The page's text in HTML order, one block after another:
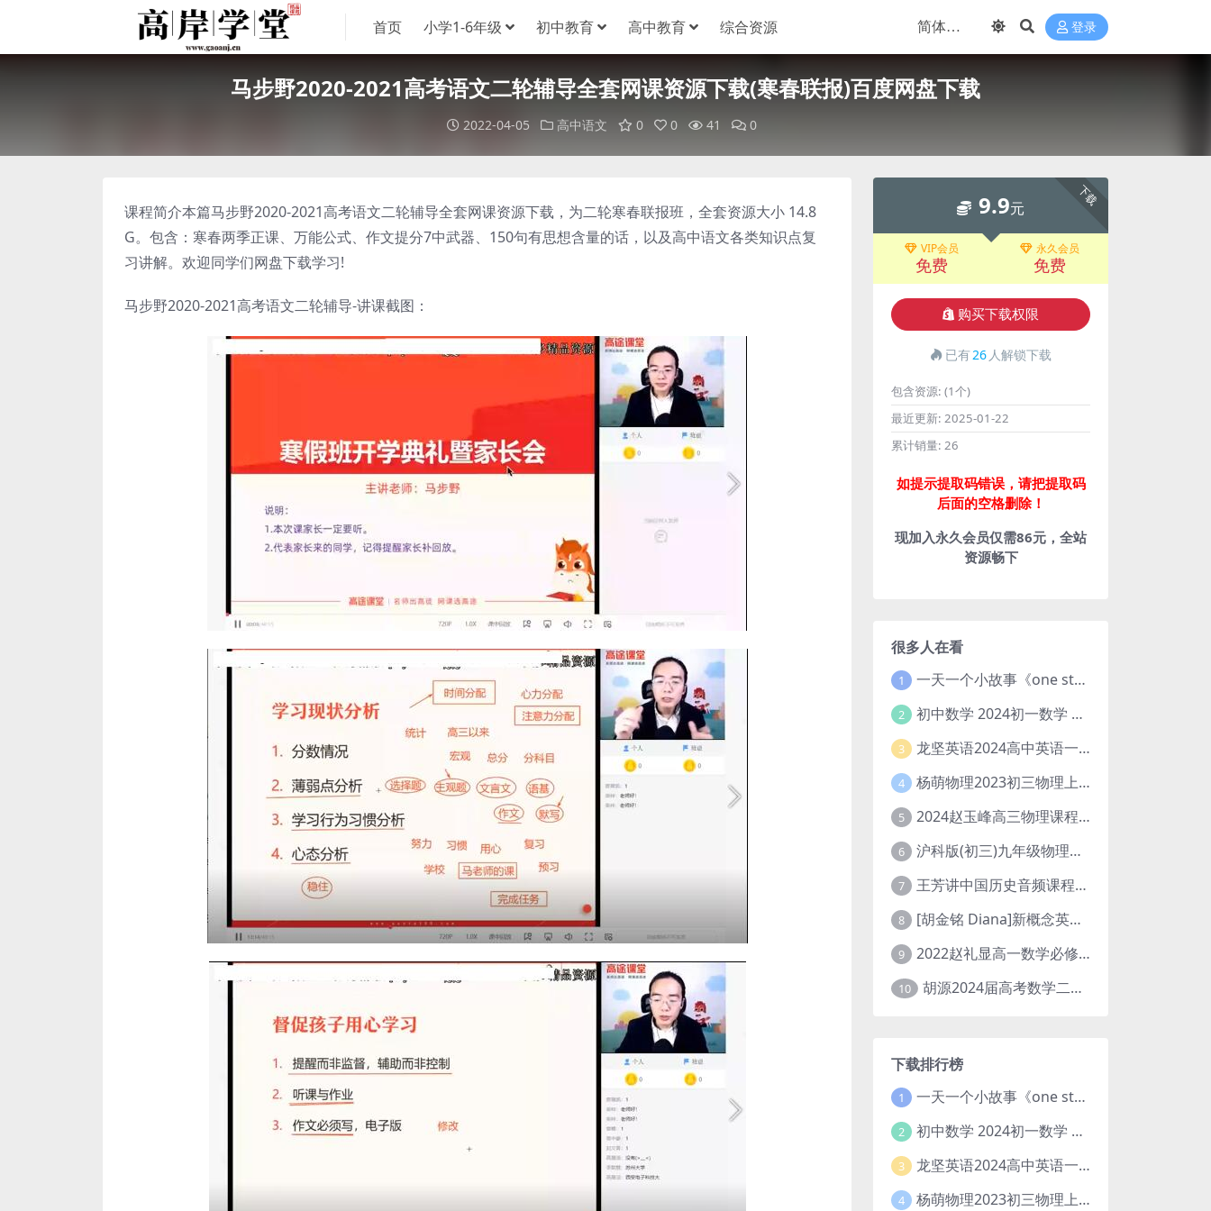
首页 小学1-6年级 初中教育 高中教育 综合资源 登录
马步野2020-2021高考语文二轮辅导全套网课资源下载(寒春联报)百度网盘下载
2022-04-05 高中语文 0 0 41 0
课程简介本篇马步野2020-2021高考语文二轮辅导全套网课资源下载，为二轮寒春联报班，全套资源大小 14.8
G。包含：寒春两季正课、万能公式、作文提分7中武器、150句有思想含量的话，以及高中语文各类知识点复
习讲解。欢迎同学们网盘下载学习!
马步野2020-2021高考语文二轮辅导-讲课截图：
下载
9.9元
VIP会员
免费
永久会员
免费
购买下载权限
已有26 人解锁下载
包含资源: (1个)
最近更新: 2025-01-22
累计销量: 26
如提示提取码错误，请把提取码
后面的空格删除！
现加入永久会员仅需86元，全站
资源畅下
很多人在看
1 一天一个小故事《one story a day》初中版 百度网盘分享下载
2 初中数学 2024初一数学 朱韬数学 S班春季下 A+班春季下 百度云网盘
3 龙坚英语2024高中英语一轮系统班(全国卷+北京卷)
4 杨萌物理2023初三物理上秋季A+班(视频+讲义) 百度网盘分享
5 2024赵玉峰高三物理课程24年高考物理一轮复习网课教程
6 沪科版(初三)九年级物理全一册网课教学视频全集(录播版 杜春雨 66讲)
7 王芳讲中国历史音频课程全集(上下五千年)
8 [胡金铭 Diana]新概念英语第1册教学视频课程(全集 百度网盘下载)
9 2022赵礼显高一数学必修一课程视频资源(秋季班 含讲义)百度网盘云
10 胡源2024届高考数学二轮寒假春季精讲 百度网盘分享
下载排行榜
1 一天一个小故事《one story a day》初中版 百度网盘分享下载
2 初中数学 2024初一数学 朱韬数学 S班春季下 A+班春季下 百度云网盘
3 龙坚英语2024高中英语一轮系统班(全国卷+北京卷)
4 杨萌物理2023初三物理上秋季A+班(视频+讲义) 百度网盘分享